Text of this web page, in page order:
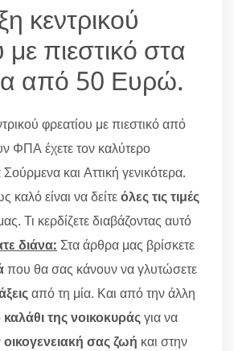
κεντρικού
με πιεστικό στα
από 50 Ευρώ.
φρεατίου με πιεστικό από
ΦΠΑ έχετε τον καλύτερο
και Αττική γενικότερα.
είναι να δείτεόλες τις τιμές
Τι κερδίζετε διαβάζοντας αυτό
διάνα: Στα άρθρα μας βρίσκετε
που θα σας κάνουν να γλυτώσετε
από τη μία. Και από την άλλη
καλάθι της νοικοκυράςγια να
οικογενειακή σας ζωή και στην